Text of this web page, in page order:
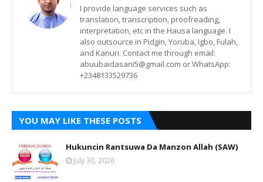
I provide language services such as
translation, transcription, proofreading,
interpretation, etc in the Hausa language. I
also outsource in Pidgin, Yoruba, Igbo, Fulah,
and Kanuri. Contact me through email:
abuubaidasani5@gmail.com or WhatsApp:
+2348133529736
YOU MAY LIKE THESE POSTS
Hukuncin Rantsuwa Da Manzon Allah (SAW)
July 30, 2026